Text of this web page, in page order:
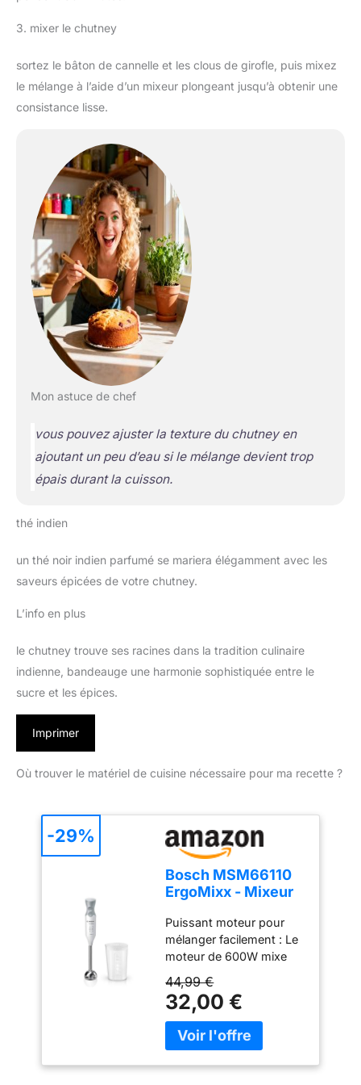
3. mixer le chutney
sortez le bâton de cannelle et les clous de girofle, puis mixez
le mélange à l’aide d’un mixeur plongeant jusqu’à obtenir une
consistance lisse.
Mon astuce de chef
vous pouvez ajuster la texture du chutney en
ajoutant un peu d’eau si le mélange devient trop
épais durant la cuisson.
thé indien
un thé noir indien parfumé se mariera élégamment avec les
saveurs épicées de votre chutney.
L’info en plus
le chutney trouve ses racines dans la tradition culinaire
indienne, bandeauge une harmonie sophistiquée entre le
sucre et les épices.
Imprimer
Où trouver le matériel de cuisine nécessaire pour ma recette ?
Bosch MSM66110
ErgoMixx - Mixeur
vitesses
Puissant moteur pour
mélanger facilement : Le
moteur de 600W mixe
ingrédients les plus durs
; préparez de
nombreuses recettes
grâce à une large gamme
44,99 €
32,00 €
-29%